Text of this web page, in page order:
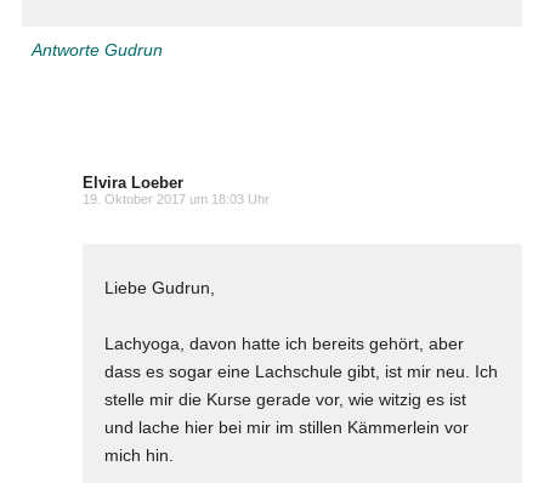
Antworte Gudrun
Elvira Loeber
19. Oktober 2017 um 18:03 Uhr
Liebe Gudrun,
Lachyoga, davon hatte ich bereits gehört, aber
dass es sogar eine Lachschule gibt, ist mir neu. Ich
stelle mir die Kurse gerade vor, wie witzig es ist
und lache hier bei mir im stillen Kämmerlein vor
mich hin.